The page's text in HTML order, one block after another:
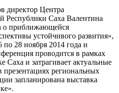
директор Центра
Республики Саха Валентина
о приближающейся
устойчивого развития»,
28 ноября 2014 года и
проводится в рамках
Саха и затрагивает актуальные
региональных
запланирована выставка